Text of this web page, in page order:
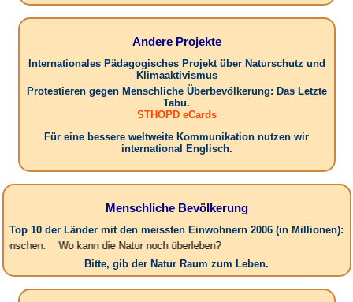
Andere Projekte
Internationales Pädagogisches Projekt über Naturschutz und
Klimaaktivismus
Protestieren gegen Menschliche Überbevölkerung: Das Letzte
Tabu.
STHOPD eCards
Für eine bessere weltweite Kommunikation nutzen wir
international Englisch.
Menschliche Bevölkerung
Top 10 der Länder mit den meissten Einwohnern 2006 (in Millionen):
kann die Natur noch überleben?
Bitte, gib der Natur Raum zum Leben.